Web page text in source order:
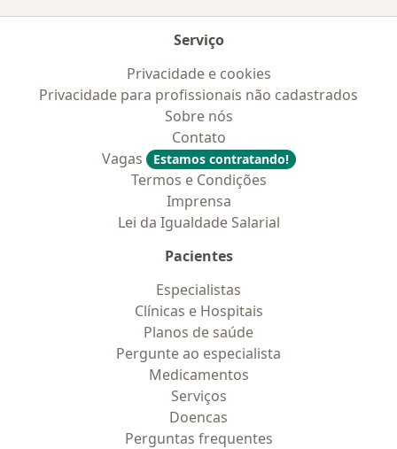
Serviço
Privacidade e cookies
Privacidade para profissionais não cadastrados
Sobre nós
Contato
Vagas
Estamos contratando!
Termos e Condições
Imprensa
Lei da Igualdade Salarial
Pacientes
Especialistas
Clínicas e Hospitais
Planos de saúde
Pergunte ao especialista
Medicamentos
Serviços
Doencas
Perguntas frequentes